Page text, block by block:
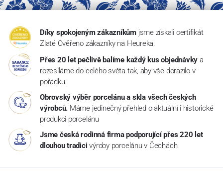
Díky spokojeným zákazníkům jsme získali certifikát
Zlaté Ověřeno zákazníky na Heureka.
Přes 20 let pečlivě balíme každý kus objednávky a
rozesíláme do celého světa tak, aby vše dorazilo v
pořádku.
Obrovský výběr porcelánu a skla všech českých
výrobců. Máme jedinečný přehled o aktuální i historické
produkci porcelánu
Jsme česká rodinná firma podporující přes 220 let
dlouhou tradici výroby porcelánu v Čechách.